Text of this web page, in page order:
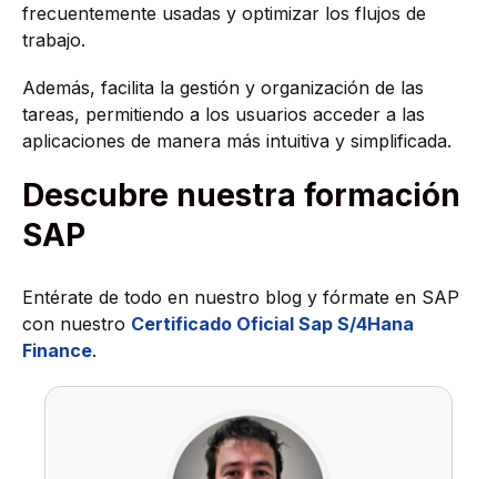
frecuentemente usadas y optimizar los flujos de
trabajo.
Además, facilita la gestión y organización de las
tareas, permitiendo a los usuarios acceder a las
aplicaciones de manera más intuitiva y simplificada.
Descubre nuestra formación
SAP
Entérate de todo en nuestro blog y fórmate en SAP
con nuestro Certificado Oficial Sap S/4Hana
Finance.